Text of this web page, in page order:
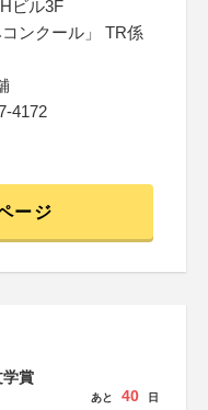
ビル3F
ンクール」 TR係
4172
ージ
学賞
あと 40 日